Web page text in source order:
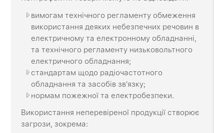
вимогам технічного регламенту обмеження
використання деяких небезпечних речовин в
електричному та електронному обладнанні,
та технічного регламенту низьковольтного
електричного обладнання;
стандартам щодо радіочастотного
обладнання та засобів зв'язку;
нормам пожежної та електробезпеки.
Використання неперевіреної продукції створює
загрози, зокрема: